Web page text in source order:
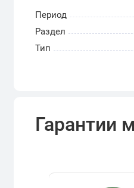
Период
Раздел
Тип
Гарантии